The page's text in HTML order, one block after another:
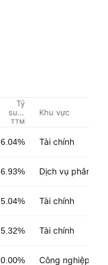
Tỷ
suất
cổ
TTM
Khu vực
6.04% Tài chính
6.93% Dịch vụ phân
5.04% Tài chính
5.32% Tài chính
0.00% Công nghiệp